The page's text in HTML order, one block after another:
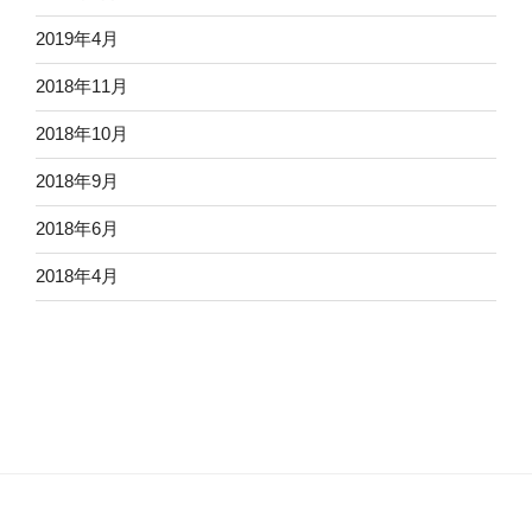
2019年4月
2018年11月
2018年10月
2018年9月
2018年6月
2018年4月